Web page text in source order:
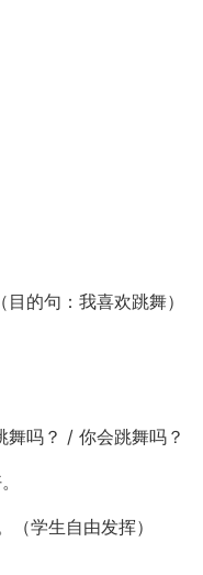
的句：我喜欢跳舞）
舞吗？ / 你会跳舞吗？
学生自由发挥）